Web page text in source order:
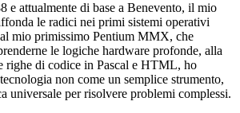
e attualmente di base a Benevento, il mio
le radici nei primi sistemi operativi
mio primissimo Pentium MMX, che
le logiche hardware profonde, alla
righe di codice in Pascal e HTML, ho
non come un semplice strumento,
universale per risolvere problemi complessi.